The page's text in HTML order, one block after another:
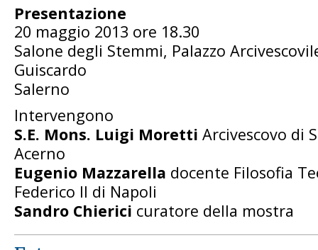
Presentazione
20 maggio 2013 ore 18.30
Salone degli Stemmi, Palazzo
Guiscardo
Salerno
Intervengono
S.E. Mons. Luigi Moretti Arcivescovo di
Acerno
Eugenio Mazzarella docente Filosofia
Federico II di Napoli
Sandro Chierici curatore della mostra